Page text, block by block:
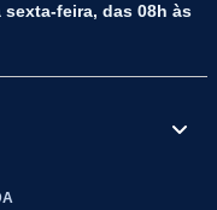
feira, das 08h às